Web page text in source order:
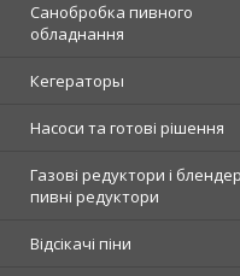
Санобробка пивного
обладнання
Кегераторы
Насоси та готові рішення
Газові редуктори і
пивні редуктори
Відсікачі піни